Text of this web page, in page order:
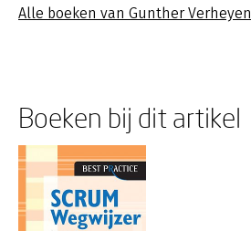
Alle boeken van Gunther Verheyen
Boeken bij dit artikel